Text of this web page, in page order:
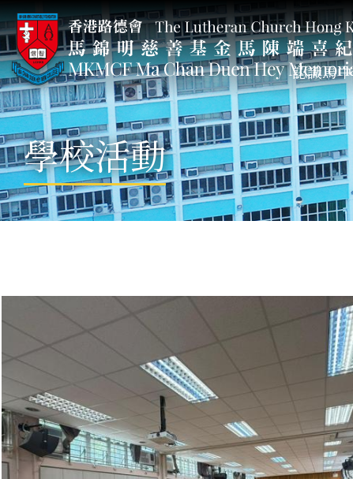
認識馬中
學校活動